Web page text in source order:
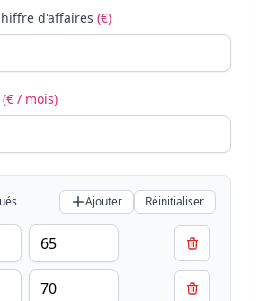
d'affaires (€)
(€ / mois)
Ajouter Réinitialiser